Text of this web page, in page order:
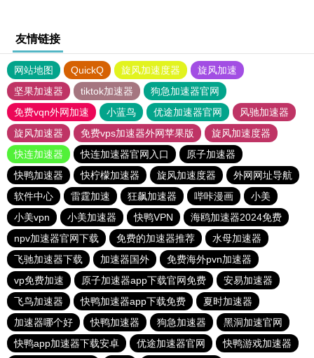
友情链接
网站地图 QuickQ 旋风加速度器
旋风加速
坚果加速器
tiktok加速器
狗急加速器官网
免费vqn外网加速
小蓝鸟 优途加速器官网
风驰加速器
旋风加速器
免费vps加速器外网苹果版
旋风加速度器
快连加速器
快连加速器官网入口
原子加速器
快鸭加速器
快柠檬加速器 旋风加速度器
外网网址导航
软件中心
雷霆加速 狂飙加速器 哔咔漫画
小美
小美vpn
小美加速器 快鸭VPN
海鸥加速器2024免费
npv加速器官网下载
免费的加速器推荐
水母加速器
飞驰加速器下载
加速器国外
免费海外pvn加速器
vp免费加速
原子加速器app下载官网免费
安易加速器
飞鸟加速器
快鸭加速器app下载免费
夏时加速器
加速器哪个好
快鸭加速器 狗急加速器
黑洞加速官网
快鸭app加速器下载安卓
优途加速器官网
快鸭游戏加速器